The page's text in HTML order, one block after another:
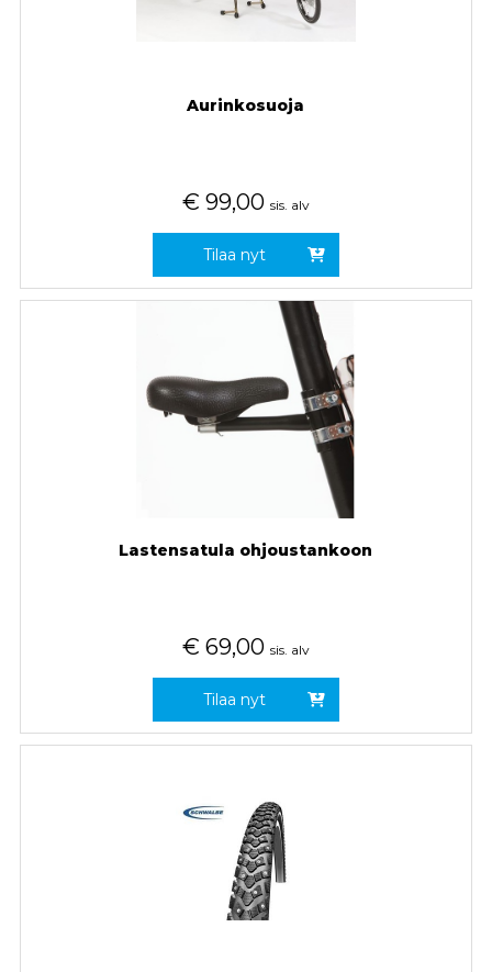
Aurinkosuoja
€ 99,00 sis. alv
Tilaa nyt
Lastensatula ohjoustankoon
€ 69,00 sis. alv
Tilaa nyt